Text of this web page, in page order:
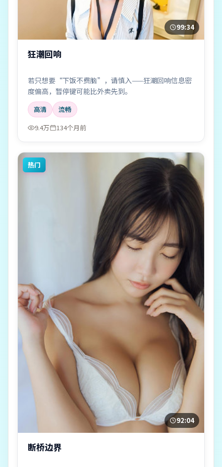
99:34
狂潮回响
若只想要“下饭不费脑”，请慎入——狂潮回响信息密
度偏高，暂停键可能比外卖先到。
高清
流畅
9.4万
134个月前
热门
92:04
断桥边界